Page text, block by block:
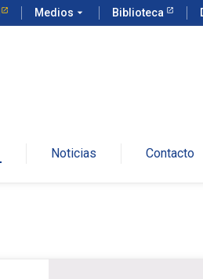
Medios arrow_drop_down Biblioteca
Noticias Contacto